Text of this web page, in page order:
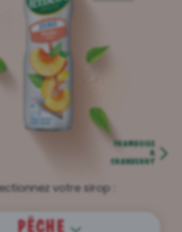
votre sirop :
FRAMBOISE
&
CRANBERRY